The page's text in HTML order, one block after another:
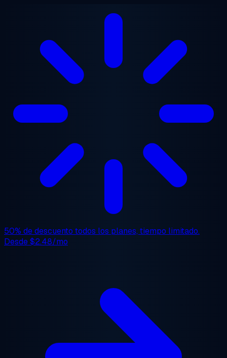
50% de descuento todos los planes, tiempo limitado.
Desde$2.48/mo